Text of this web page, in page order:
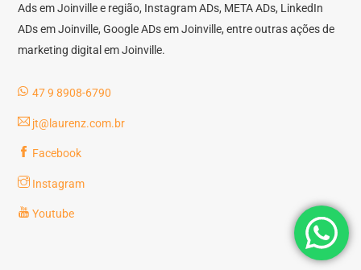
Ads em Joinville e região, Instagram ADs, META ADs, LinkedIn
ADs em Joinville, Google ADs em Joinville, entre outras ações de
marketing digital em Joinville.
47 9 8908-6790
jt@laurenz.com.br
Facebook
Instagram
Youtube